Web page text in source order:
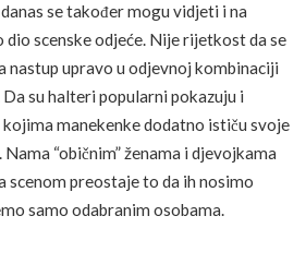
se također mogu vidjeti i na
scenske odjeće. Nije rijetkost da se
nastup upravo u odjevnoj kombinaciji
su halteri popularni pokazuju i
manekenke dodatno ističu svoje
“običnim” ženama i djevojkama
scenom preostaje to da ih nosimo
samo odabranim osobama.